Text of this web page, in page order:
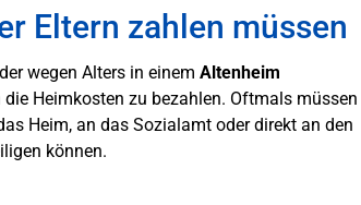
Eltern zahlen müssen
wegen Alters in einem Altenheim
Heimkosten zu bezahlen. Oftmals müssen
Heim, an das Sozialamt oder direkt an den
können.